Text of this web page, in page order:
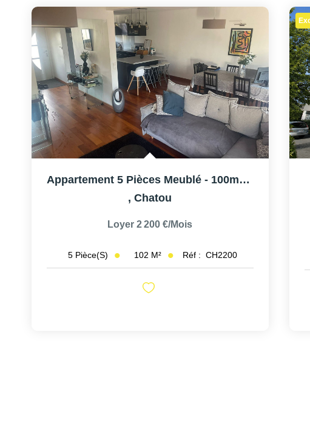
Appartement 5 Pièces Meublé - 100m² - Chatou
,Chatou
Loyer 2 200 €/mois
5 Pièce(s) 102 M² Réf : CH2200